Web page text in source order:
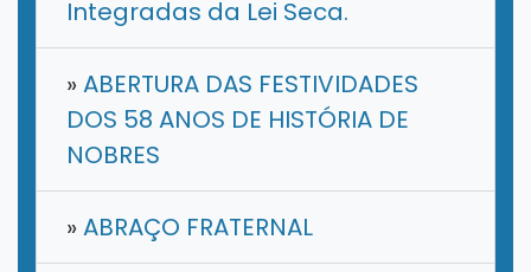
Integradas da Lei Seca.
»ABERTURA DAS FESTIVIDADES
DOS 58 ANOS DE HISTÓRIA DE
NOBRES
»ABRAÇO FRATERNAL